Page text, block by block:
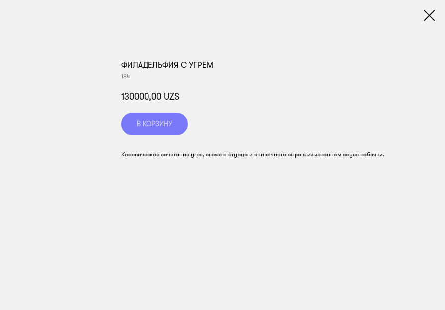
ФИЛАДЕЛЬФИЯ С УГРЕМ
184
130000,00 UZS
В КОРЗИНУ
Классическое сочетание угря, свежего огурца и сливочного сыра в изысканном соусе кабаяки.